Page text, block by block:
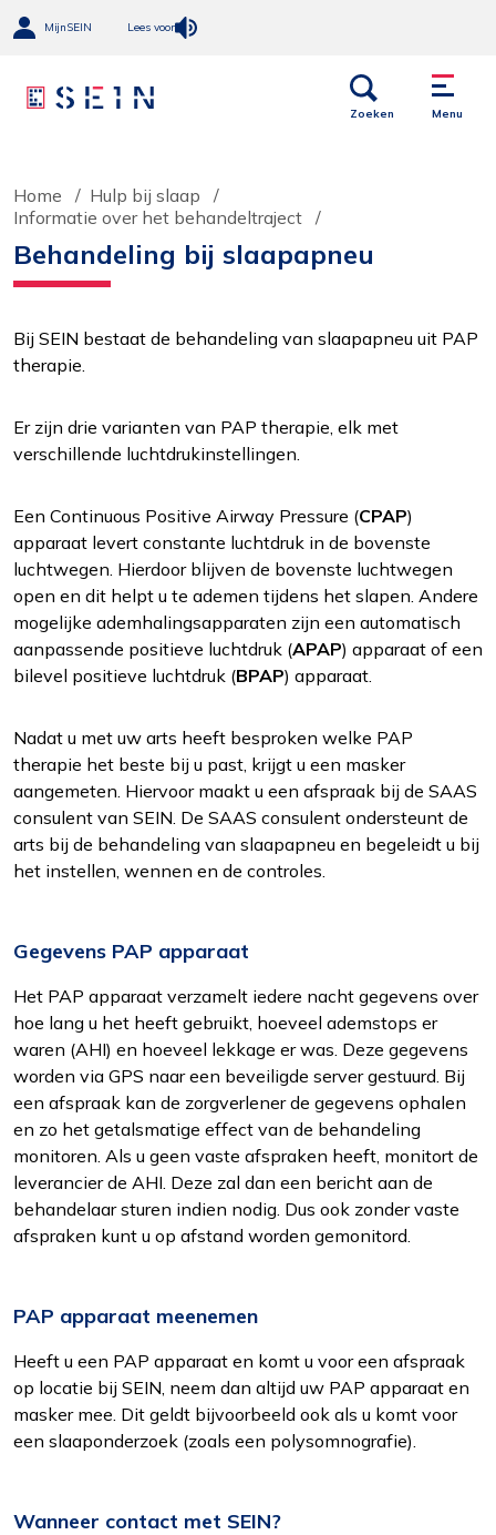
Functioneel
Alleen de cookies plaatsen die nodig zijn om
Statistieken
Ook de cookies plaatsen die nodig zijn om te
zien of wij de juiste doelgroep bereiken.
stemmen op uw wensen en interesses.
Open
Zoeken
Menu
links
Menu
MijnSEIN Lees voor
Home
Hulp bij slaap
Informatie over het behandeltraject
Behandeling bij slaapapneu
Bij SEIN bestaat de behandeling van slaapapneu uit PAP
therapie.
Er zijn drie varianten van PAP therapie, elk met
verschillende luchtdrukinstellingen.
Een Continuous Positive Airway Pressure (CPAP)
apparaat levert constante luchtdruk in de bovenste
luchtwegen. Hierdoor blijven de bovenste luchtwegen
open en dit helpt u te ademen tijdens het slapen. Andere
mogelijke ademhalingsapparaten zijn een automatisch
aanpassende positieve luchtdruk (APAP) apparaat of een
bilevel positieve luchtdruk (BPAP) apparaat.
Nadat u met uw arts heeft besproken welke PAP
therapie het beste bij u past, krijgt u een masker
aangemeten. Hiervoor maakt u een afspraak bij de SAAS
consulent van SEIN. De SAAS consulent ondersteunt de
arts bij de behandeling van slaapapneu en begeleidt u bij
het instellen, wennen en de controles.
Gegevens PAP apparaat
Het PAP apparaat verzamelt iedere nacht gegevens over
hoe lang u het heeft gebruikt, hoeveel ademstops er
waren (AHI) en hoeveel lekkage er was. Deze gegevens
worden via GPS naar een beveiligde server gestuurd. Bij
een afspraak kan de zorgverlener de gegevens ophalen
en zo het getalsmatige effect van de behandeling
monitoren. Als u geen vaste afspraken heeft, monitort de
leverancier de AHI. Deze zal dan een bericht aan de
behandelaar sturen indien nodig. Dus ook zonder vaste
afspraken kunt u op afstand worden gemonitord.
PAP apparaat meenemen
Heeft u een PAP apparaat en komt u voor een afspraak
op locatie bij SEIN, neem dan altijd uw PAP apparaat en
masker mee. Dit geldt bijvoorbeeld ook als u komt voor
een slaaponderzoek (zoals een polysomnografie).
Wanneer contact met SEIN?